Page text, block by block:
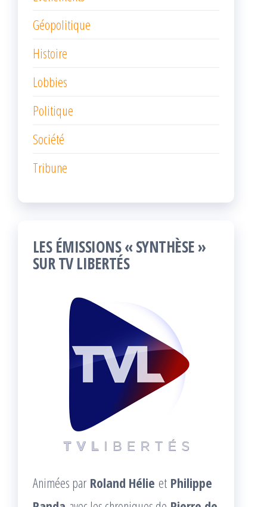
Géopolitique
Histoire
Lobbies
Politique
Société
Tribune
LES ÉMISSIONS « SYNTHÈSE »
SUR TV LIBERTÉS
Animées par Roland Hélie et Philippe